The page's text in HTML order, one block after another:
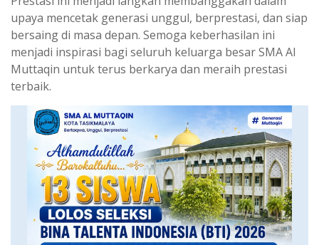
upaya mencetak generasi unggul, berprestasi, dan siap
bersaing di masa depan. Semoga keberhasilan ini
menjadi inspirasi bagi seluruh keluarga besar SMA Al
Muttaqin untuk terus berkarya dan meraih prestasi
terbaik.